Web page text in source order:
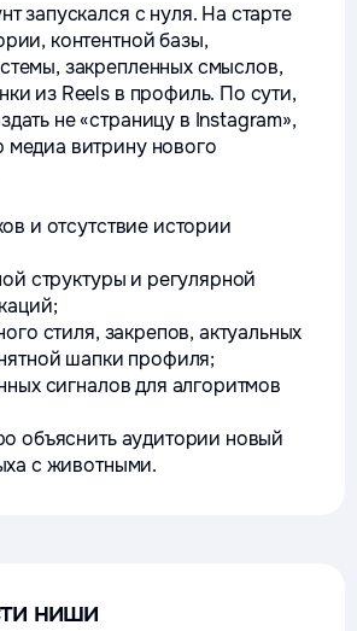
запускался с нуля. На старте
контентной базы,
закрепленных смыслов,
из Reels в профиль. По сути,
не «страницу в Instagram»,
медиа витрину нового
и отсутствие истории
структуры и регулярной
стиля, закрепов, актуальных
шапки профиля;
сигналов для алгоритмов
объяснить аудитории новый
с животными.
ниши